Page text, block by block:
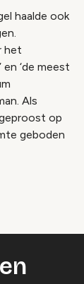
haalde ook
het
‘de meest
Als
op
geboden